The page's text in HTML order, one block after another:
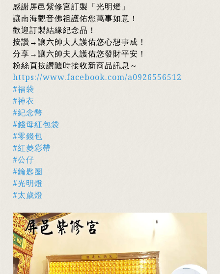
感謝屏邑紫修宮訂製「光明燈」
讓南海觀音佛祖護佑您萬事如意！
歡迎訂製結緣紀念品！
按讚→讓六帥夫人護佑您心想事成！
分享→讓六帥夫人護佑您發財平安！
粉絲頁按讚隨時接收新商品訊息～
https://www.facebook.com/a0926556512
#福袋
#神衣
#紀念幣
#錢母紅包袋
#零錢包
#紅菱彩帶
#公仔
#鑰匙圈
#光明燈
#太歲燈